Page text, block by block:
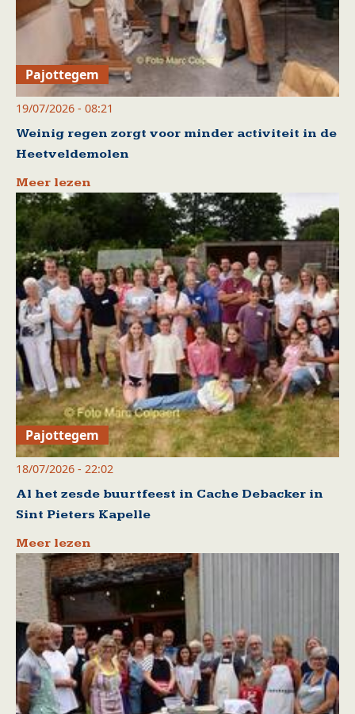
Pajottegem
19/07/2026 - 08:21
Weinig regen zorgt voor minder activiteit in de
Heetveldemolen
Meer lezen
Pajottegem
18/07/2026 - 22:02
Al het zesde buurtfeest in Cache Debacker in
Sint Pieters Kapelle
Meer lezen